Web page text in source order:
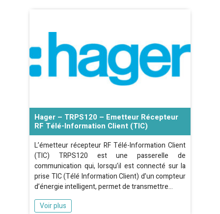
Hager – TRPS120 – Emetteur Récepteur
RF Télé-Information Client (TIC)
L’émetteur récepteur RF Télé-Information Client
(TIC) TRPS120 est une passerelle de
communication qui, lorsqu’il est connecté sur la
prise TIC (Télé Information Client) d’un compteur
d’énergie intelligent, permet de transmettre…
Voir plus